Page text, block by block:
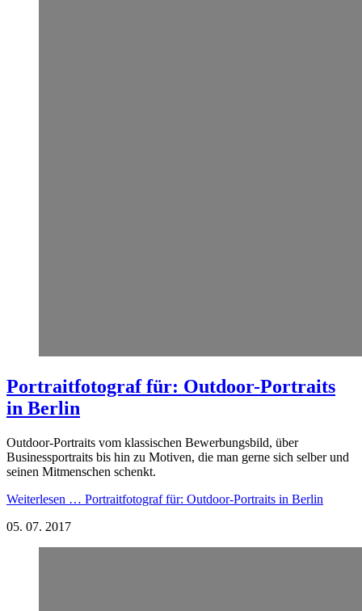
Portraitfotograf für: Outdoor-Portraits
in Berlin
Outdoor-Portraits vom klassischen Bewerbungsbild, über
Businessportraits bis hin zu Motiven, die man gerne sich selber und
seinen Mitmenschen schenkt.
Weiterlesen … Portraitfotograf für: Outdoor-Portraits in Berlin
05. 07. 2017